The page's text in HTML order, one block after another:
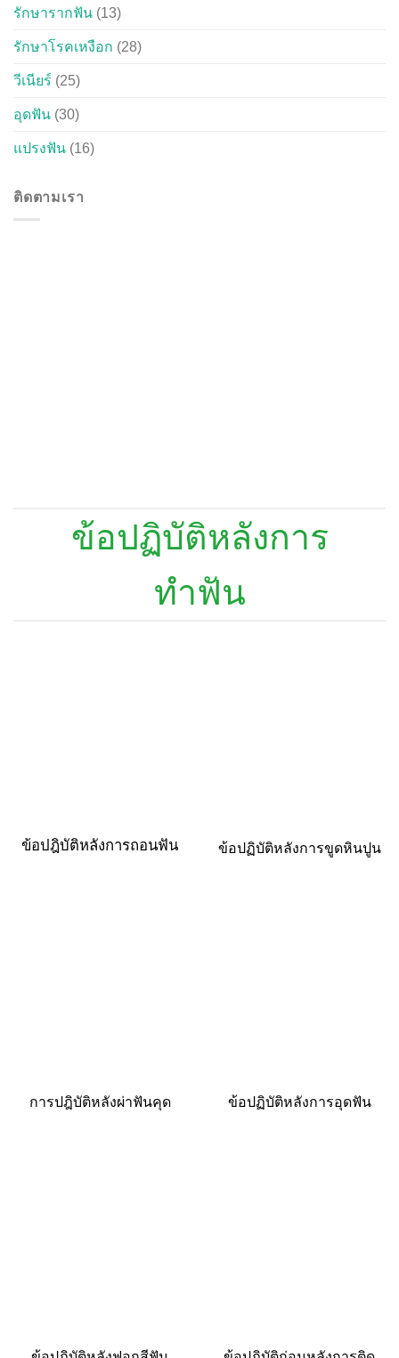
รักษารากฟัน (13)
รักษาโรคเหงือก (28)
วีเนียร์ (25)
อุดฟัน (30)
แปรงฟัน (16)
ติดตามเรา
ข้อปฏิบัติหลังการ
ทำฟัน
ข้อปฎิบัติหลังการถอนฟัน ข้อปฏิบัติหลังการขูดหินปูน
การปฎิบัติหลังผ่าฟันคุด ข้อปฏิบัติหลังการอุดฟัน